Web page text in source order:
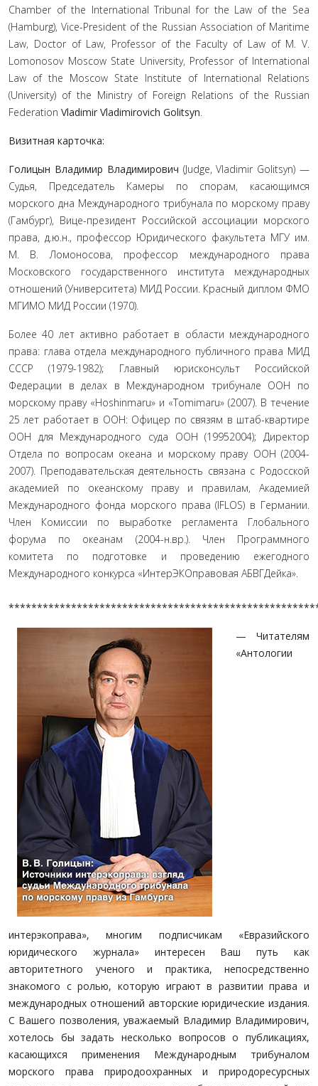
Chamber of the International Tribunal for the Law of the Sea
(Hamburg), Vice-President of the Russian Association of Maritime
Law, Doctor of Law, Professor of the Faculty of Law of M. V.
Lomonosov Moscow State University, Professor of International
Law of the Moscow State Institute of International Relations
(University) of the Ministry of Foreign Relations of the Russian
Federation Vladimir Vladimirovich Golitsyn.
Визитная карточка:
Голицын Владимир Владимирович (Judge, Vladimir Golitsyn) —
Судья, Председатель Камеры по спорам, касающимся
морского дна Международного трибунала по морскому праву
(Гамбург), Вице-президент Российской ассоциации морского
права, д.ю.н., профессор Юри­дического факультета МГУ им.
М. В. Ломоносова, профессор международного права
Московского государственного института междуна­родных
отношений (Университета) МИД России. Красный диплом ФМО
МГИМО МИД России (1970).
Более 40 лет активно работает в области международного
права: глава отдела международного публичного права МИД
СССР (1979-1982); Главный юрисконсульт Российской
Федерации в делах в Международном трибунале ООН по
морскому праву «Hoshinmaru» и «Tomimaru» (2007). В течение
25 лет работает в ООН: Офицер по связям в штаб-квартире
ООН для Международного суда ООН (1995­2004); Директор
Отдела по вопросам океана и морскому праву ООН (2004-
2007). Преподавательская деятельность связана с Родосской
академией по океанскому праву и правилам, Академией
Международного фонда морского права (IFLOS) в Германии.
Член Комиссии по вы­работке регламента Глобального
форума по океанам (2004-н.вр.). Член Программного
комитета по подготовке и проведению ежегодного
Международного конкурса «ИнтерЭКОправовая АБВГДейка».
— Читателям
«Антологии
интерэкоправа», многим подписчикам «Евразийского
юридического журнала» ин­тересен Ваш путь как
авторитетного ученого и практи­ка, непосредственно
знакомого с ролью, которую играют в развитии права и
международных отношений авторские юридические издания.
С Вашего позволения, уважаемый Владимир Владимирович,
хотелось бы задать несколько вопросов о публикациях,
касающихся применения Между­народным трибуналом
морского права природоохран­ных и природоресурсных